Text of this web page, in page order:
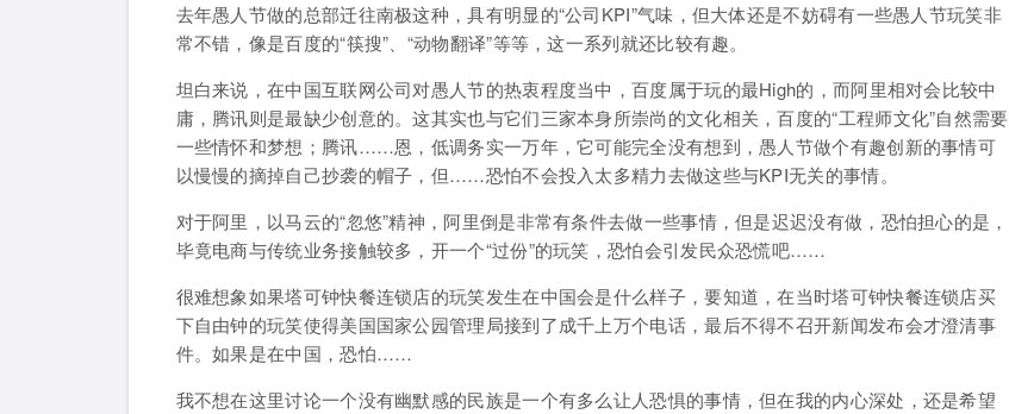
去年愚人节做的总部迁往南极这种，具有明显的“公司KPI”气味，但大体还是不妨碍有一些愚人节玩笑非
常不错，像是百度的“筷搜”、“动物翻译”等等，这一系列就还比较有趣。
坦白来说，在中国互联网公司对愚人节的热衷程度当中，百度属于玩的最High的，而阿里相对会比较中
庸，腾讯则是最缺少创意的。这其实也与它们三家本身所崇尚的文化相关，百度的“工程师文化”自然需要
一些情怀和梦想；腾讯……恩，低调务实一万年，它可能完全没有想到，愚人节做个有趣创新的事情可
以慢慢的摘掉自己抄袭的帽子，但……恐怕不会投入太多精力去做这些与KPI无关的事情。
对于阿里，以马云的“忽悠”精神，阿里倒是非常有条件去做一些事情，但是迟迟没有做，恐怕担心的是，
毕竟电商与传统业务接触较多，开一个“过份”的玩笑，恐怕会引发民众恐慌吧……
很难想象如果塔可钟快餐连锁店的玩笑发生在中国会是什么样子，要知道，在当时塔可钟快餐连锁店买
下自由钟的玩笑使得美国国家公园管理局接到了成千上万个电话，最后不得不召开新闻发布会才澄清事
件。如果是在中国，恐怕……
我不想在这里讨论一个没有幽默感的民族是一个有多么让人恐惧的事情，但在我的内心深处，还是希望